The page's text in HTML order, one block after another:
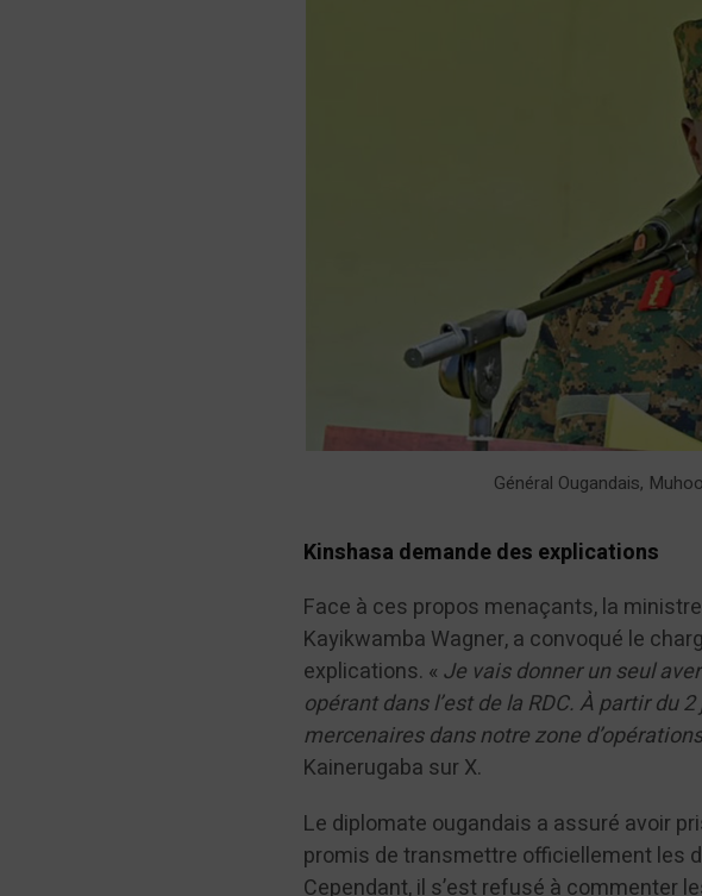
Général Ougandais,
Kinshasa demande des explications
Face à ces propos menaçants, la
Kayikwamba Wagner, a convoqué le
explications. « Je vais donner un seul
opérant dans l’est de la RDC. À partir du
mercenaires dans notre zone
Kainerugaba sur X.
Le diplomate ougandais a assuré avoir
promis de transmettre officiellement les
Cependant, il s’est refusé à commenter